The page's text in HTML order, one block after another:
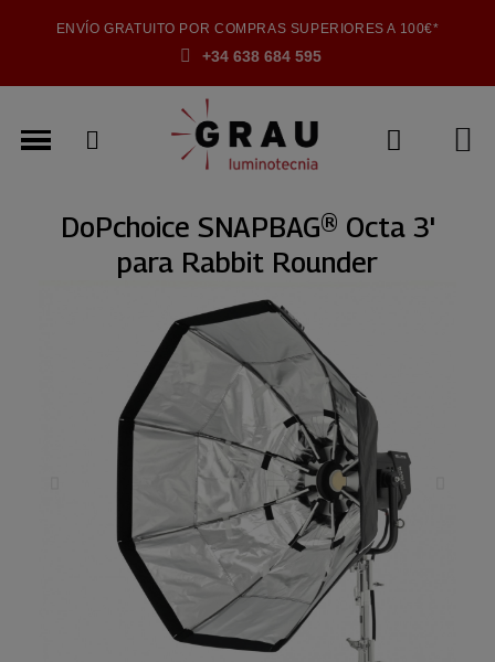
ENVÍO GRATUITO POR COMPRAS SUPERIORES A 100€*
+34 638 684 595
DoPchoice SNAPBAG® Octa 3'
para Rabbit Rounder